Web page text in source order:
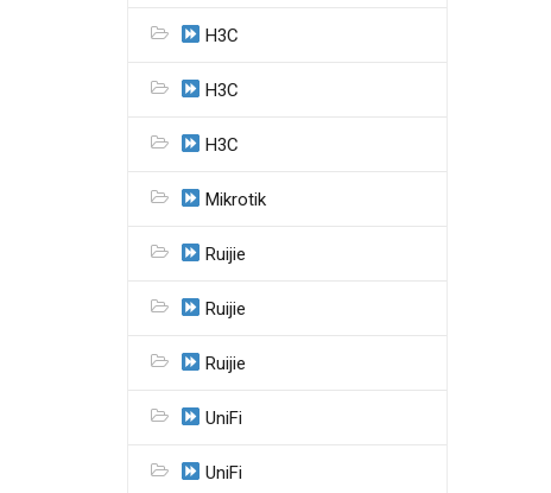
H3C
H3C
H3C
Mikrotik
Ruijie
Ruijie
Ruijie
UniFi
UniFi